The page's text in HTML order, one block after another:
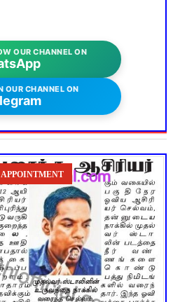
OUR CHANNEL ON
OUR CHANNEL ON